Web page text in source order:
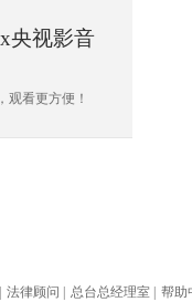
央视影音
观看更方便！
法律顾问 总台总经理室 帮助